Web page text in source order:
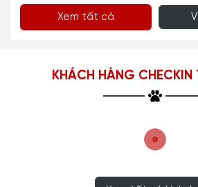
Xem tất cả
KHÁCH HÀNG CHECKIN